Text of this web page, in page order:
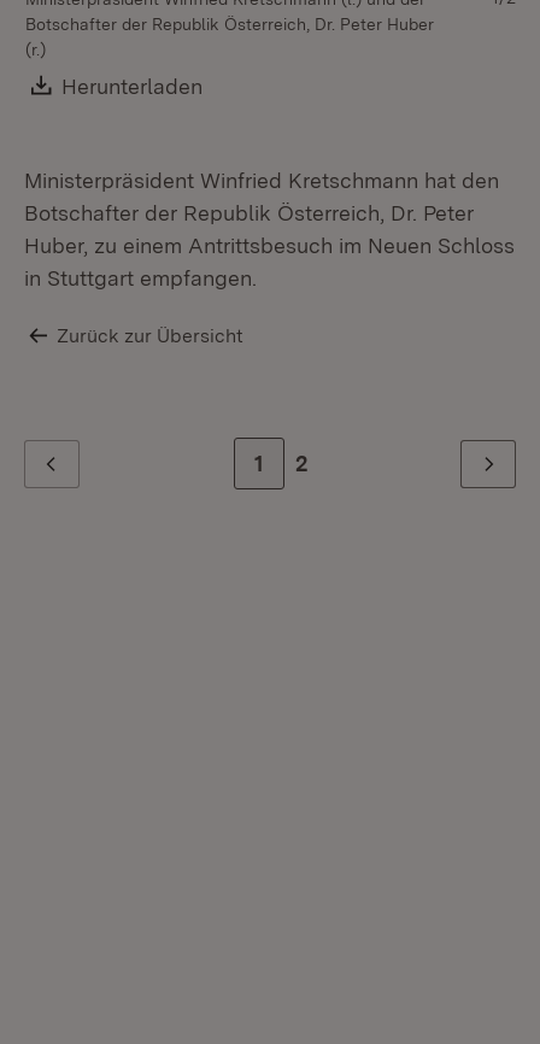
Botschafter der Republik Österreich, Dr. Peter Huber
(r.)
Download:
Herunterladen
Ministerpräsident Winfried Kretschmann hat den
Botschafter der Republik Österreich, Dr. Peter
Huber, zu einem Antrittsbesuch im Neuen Schloss
in Stuttgart empfangen.
Zurück zur Übersicht
Zur Seite
1 Zur letzten Seite
2 Weiter